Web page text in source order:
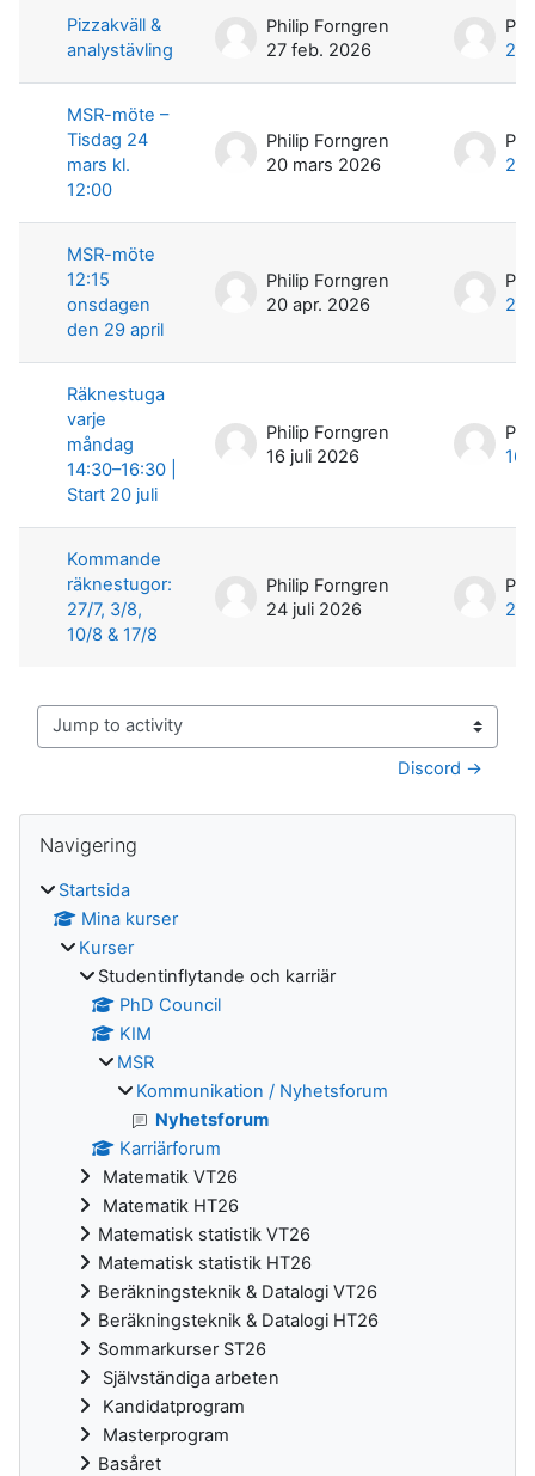
Pizzakväll &
analystävling
Philip Forngren
27 feb. 2026
27
MSR-möte –
Tisdag 24
mars kl.
12:00
Philip Forngren
20 mars 2026
20
MSR-möte
12:15
onsdagen
den 29 april
Philip Forngren
20 apr. 2026
20
Räknestuga
varje
måndag
14:30–16:30 |
Start 20 juli
Philip Forngren
16 juli 2026
16
Kommande
räknestugor:
27/7, 3/8,
10/8 & 17/8
Philip Forngren
24 juli 2026
24
Jump to activity
Discord →
Block
Navigering
Startsida
Mina kurser
Kurser
Studentinflytande och karriär
PhD Council
KIM
MSR
Kommunikation / Nyhetsforum
Nyhetsforum
Karriärforum
Matematik VT26
Matematik HT26
Matematisk statistik VT26
Matematisk statistik HT26
Beräkningsteknik & Datalogi VT26
Beräkningsteknik & Datalogi HT26
Sommarkurser ST26
Självständiga arbeten
Kandidatprogram
Masterprogram
Basåret